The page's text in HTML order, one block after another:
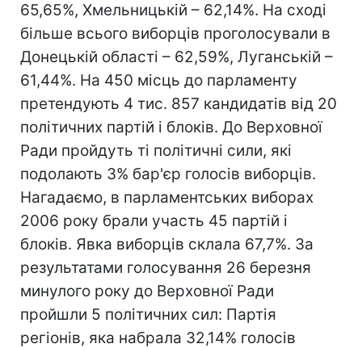
65,65%, Хмельницькій – 62,14%. На сході
більше всього виборців проголосували в
Донецькій області – 62,59%, Луганській –
61,44%. На 450 місць до парламенту
претендують 4 тис. 857 кандидатів від 20
політичних партій і блоків. До Верховної
Ради пройдуть ті політичні сили, які
подолають 3% бар'єр голосів виборців.
Нагадаємо, в парламентських виборах
2006 року брали участь 45 партій і
блоків. Явка виборців склала 67,7%. За
результатами голосування 26 березня
минулого року до Верховної Ради
пройшли 5 політичних сил: Партія
регіонів, яка набрала 32,14% голосів